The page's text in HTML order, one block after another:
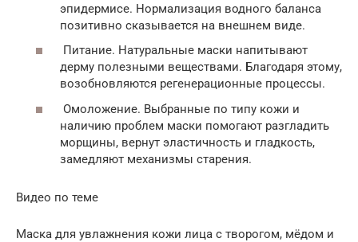
эпидермисе. Нормализация водного баланса
позитивно сказывается на внешнем виде.
Питание. Натуральные маски напитывают
дерму полезными веществами. Благодаря этому,
возобновляются регенерационные процессы.
Омоложение. Выбранные по типу кожи и
наличию проблем маски помогают разгладить
морщины, вернут эластичность и гладкость,
замедляют механизмы старения.
Видео по теме
Маска для увлажнения кожи лица с творогом, мёдом и